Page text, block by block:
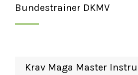
Bundestrainer DKMV
Krav Maga Master